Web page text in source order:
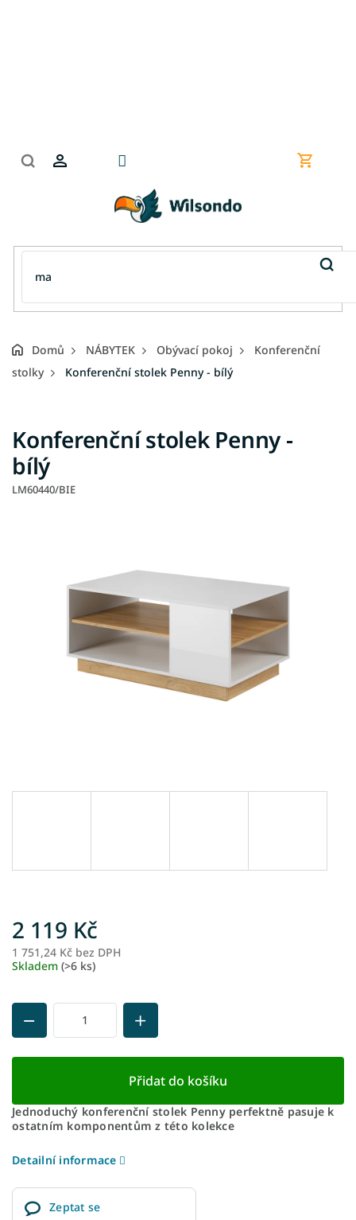
Nákupní
Domů NÁBYTEK Obývací pokoj
Konferenční
stolky
Konferenční stolek Penny - bílý
Konferenční stolek Penny -
bílý
LM60440/BIE
2 119 Kč
1 751,24 Kč bez DPH
Skladem (>6 ks)
Přidat do košíku
Jednoduchý konferenční stolek Penny perfektně pasuje k
ostatním komponentům z této kolekce
Detailní informace
Zeptat se